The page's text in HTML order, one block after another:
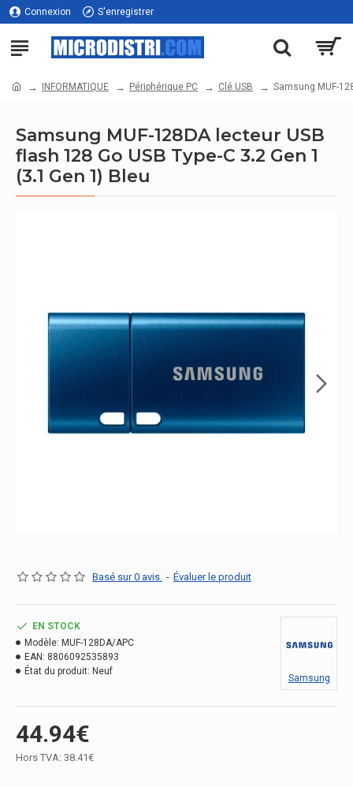
Connexion S'enregistrer
INFORMATIQUE Périphérique PC Clé USB Samsung MUF-
Samsung MUF-128DA lecteur USB
flash 128 Go USB Type-C 3.2 Gen 1
(3.1 Gen 1) Bleu
Basé sur 0 avis. - Évaluer le produit
44.94€
Hors TVA: 38.41€
EN STOCK
Modèle: MUF-128DA/APC
EAN: 8806092535893
État du produit: Neuf
Samsung